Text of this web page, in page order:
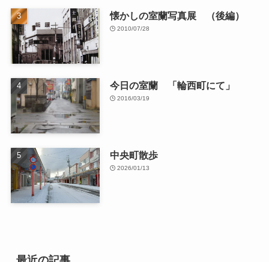
懐かしの室蘭写真展 （後編）
2010/07/28
今日の室蘭 「輪西町にて」
2016/03/19
中央町散歩
2026/01/13